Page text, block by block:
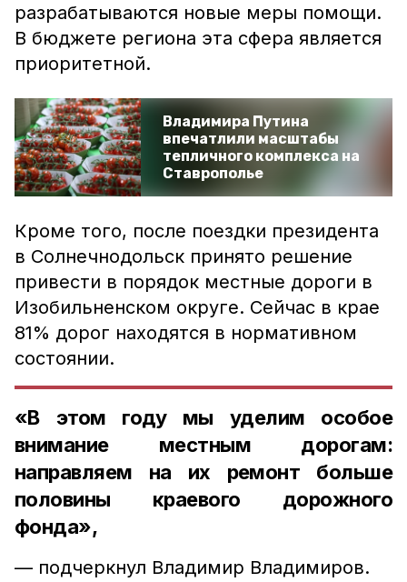
разрабатываются новые меры помощи.
В бюджете региона эта сфера является
приоритетной.
Владимира Путина
впечатлили масштабы
тепличного комплекса на
Ставрополье
Кроме того, после поездки президента
в Солнечнодольск принято решение
привести в порядок местные дороги в
Изобильненском округе. Сейчас в крае
81% дорог находятся в нормативном
состоянии.
«В этом году мы уделим особое
внимание местным дорогам:
направляем на их ремонт больше
половины краевого дорожного
фонда»,
— подчеркнул Владимир Владимиров.